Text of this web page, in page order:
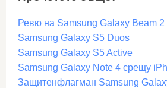
Ревю на Samsung Galaxy Beam 2
Samsung Galaxy S5 Duos
Samsung Galaxy S5 Active
Samsung Galaxy Note 4 срещу
Защитенфлагман Samsung